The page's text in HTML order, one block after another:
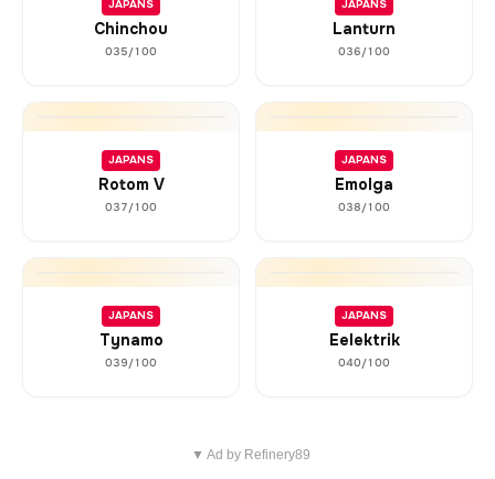
JAPANS
Chinchou
035/100
JAPANS
Lanturn
036/100
JAPANS
Rotom V
037/100
JAPANS
Emolga
038/100
JAPANS
Tynamo
039/100
JAPANS
Eelektrik
040/100
▼ Ad by Refinery89